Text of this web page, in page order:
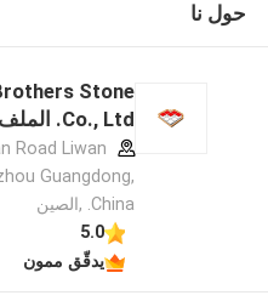
حول نا
Stone
Co., Ltd. الملف الشركة المصنعة
Road Liwan
Guangdong,
China. ,الصين
5.0
يدقّق ممون